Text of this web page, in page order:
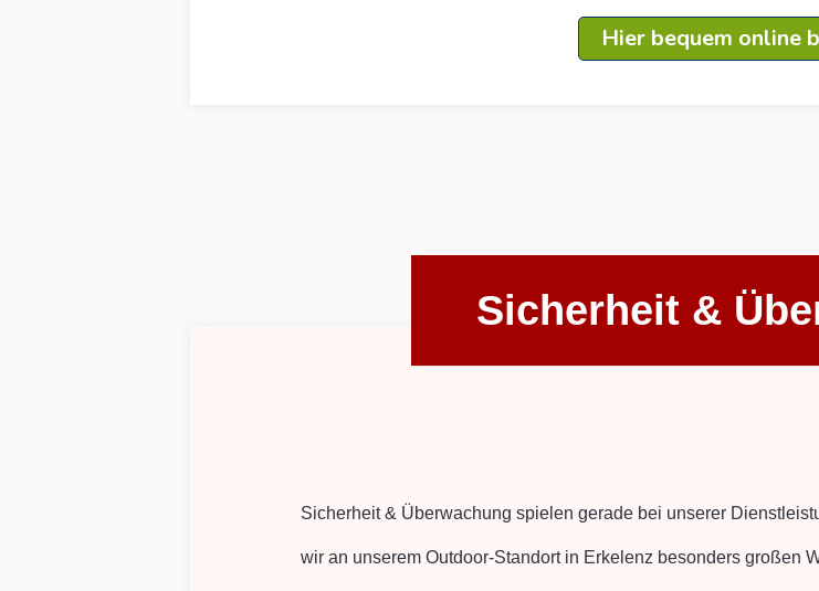
Hier bequem online
Sicherheit &
Sicherheit & Überwachung spielen gerade bei unserer
wir an unserem Outdoor-Standort in Erkelenz besonders großen